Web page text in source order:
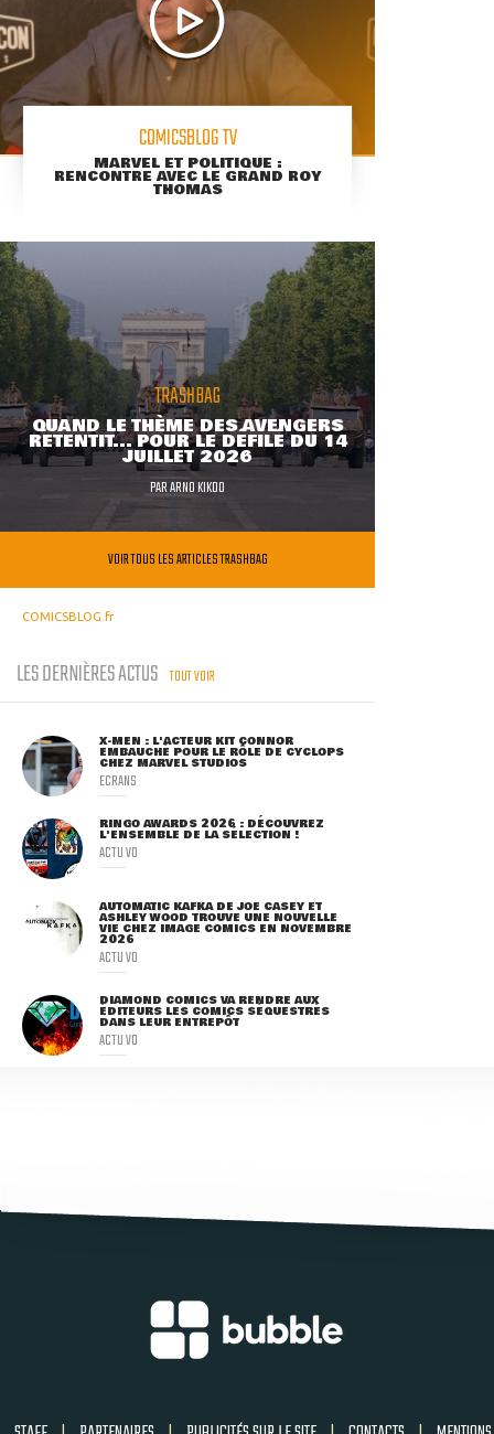
COMICSBLOG TV
MARVEL ET POLITIQUE :
RENCONTRE AVEC LE GRAND ROY
THOMAS
TRASHBAG
QUAND LE THÈME DES AVENGERS
RETENTIT... POUR LE DÉFILÉ DU 14
JUILLET 2026
PARARNO KIKOO
VOIR TOUS LES ARTICLES TRASHBAG
COMICSBLOG.fr
LES DERNIÈRES ACTUS TOUT VOIR
X-MEN : L'ACTEUR KIT CONNOR
EMBAUCHÉ POUR LE RÔLE DE CYCLOPS
CHEZ MARVEL STUDIOS
ECRANS
RINGO AWARDS 2026 : DÉCOUVREZ
L'ENSEMBLE DE LA SÉLECTION !
ACTU VO
AUTOMATIC KAFKA DE JOE CASEY ET
ASHLEY WOOD TROUVE UNE NOUVELLE
VIE CHEZ IMAGE COMICS EN NOVEMBRE
2026
ACTU VO
DIAMOND COMICS VA RENDRE AUX
ÉDITEURS LES COMICS SÉQUESTRÉS
DANS LEUR ENTREPÔT
ACTU VO